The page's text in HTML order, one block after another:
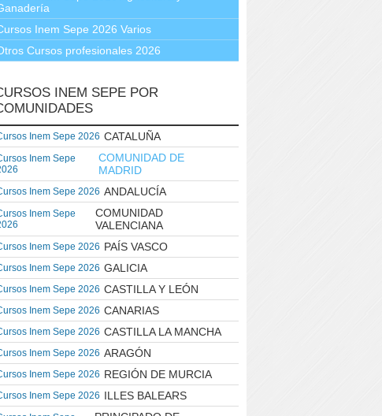
Inem Sepe 2026 Varios
Cursos profesionales 2026
INEM SEPE POR
Inem Sepe 2026 CATALUÑA
Inem Sepe
COMUNIDAD DE
MADRID
Inem Sepe 2026 ANDALUCÍA
Inem Sepe
COMUNIDAD
VALENCIANA
Inem Sepe 2026 PAÍS VASCO
Inem Sepe 2026 GALICIA
Inem Sepe 2026 CASTILLA Y LEÓN
Inem Sepe 2026 CANARIAS
Inem Sepe 2026 CASTILLA LA MANCHA
Inem Sepe 2026 ARAGÓN
Inem Sepe 2026 REGIÓN DE MURCIA
Inem Sepe 2026 ILLES BALEARS